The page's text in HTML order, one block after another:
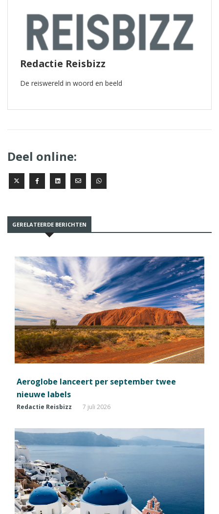
Redactie Reisbizz
De reiswereld in woord en beeld
Deel online:
GERELATEERDE BERICHTEN
Aeroglobe lanceert per september twee
nieuwe labels
Redactie Reisbizz 7 juli 2026